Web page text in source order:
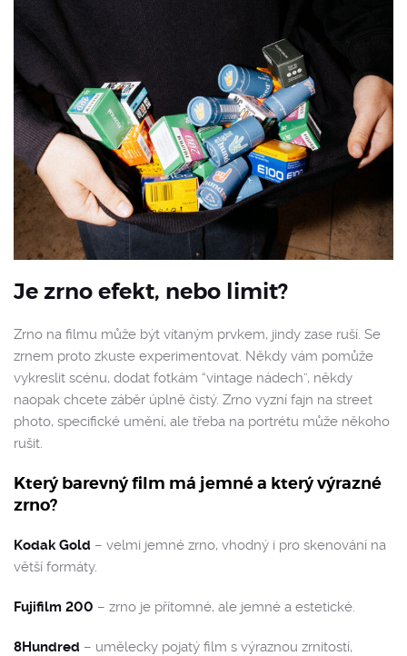
Je zrno efekt, nebo limit?
Zrno na filmu může být vítaným prvkem, jindy zase ruší. Se
zrnem proto zkuste experimentovat. Někdy vám pomůže
vykreslit scénu, dodat fotkám “vintage nádech”, někdy
naopak chcete záběr úplně čistý. Zrno vyzní fajn na street
photo, specifické umění, ale třeba na portrétu může někoho
rušit.
Který barevný film má jemné a který výrazné
zrno?
Kodak Gold – velmi jemné zrno, vhodný i pro skenování na
větší formáty.
Fujifilm 200 – zrno je přítomné, ale jemné a estetické.
8Hundred – umělecky pojatý film s výraznou zrnitostí,